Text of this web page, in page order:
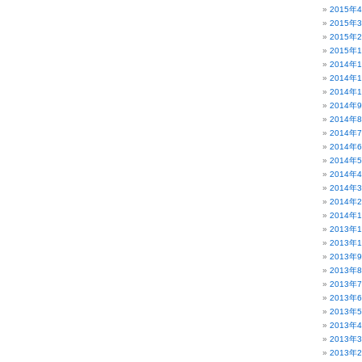
2015年4
2015年3
2015年2
2015年1
2014年
2014年
2014年
2014年9
2014年8
2014年7
2014年6
2014年5
2014年4
2014年3
2014年2
2014年1
2013年
2013年
2013年9
2013年8
2013年7
2013年6
2013年5
2013年4
2013年3
2013年2